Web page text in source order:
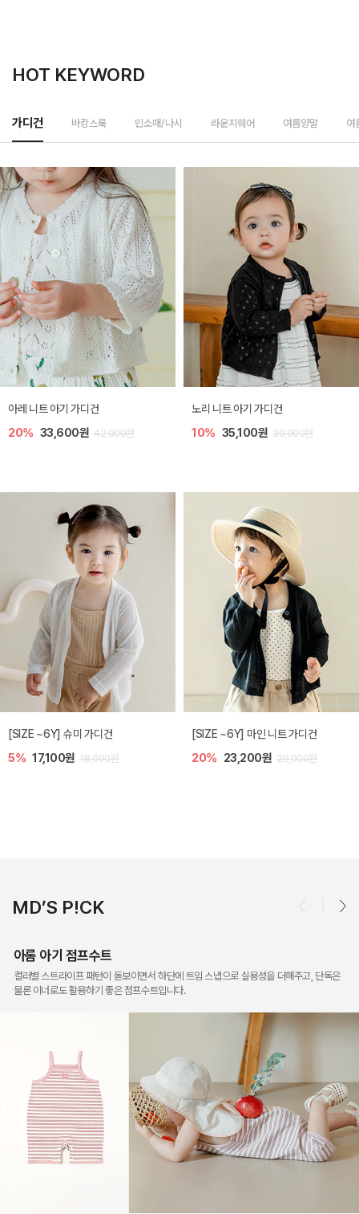
HOT KEYWORD
가디건 바캉스룩 민소매/나시 라운지웨어 여름양말 여
[SIZE ~6Y] 로메이 라운지 셋업
30% 18,200원 26,000원
밀라 아기 원피스
30% 23,800원 34,000원
밀라 아기 점프수트
10% 30,600원 34,000원
밀라 아기 셋업
40% 26,400원 44,000원
MD’S P!CK
아롬 아기 점프수트
컬러별 스트라이프 패턴이 돋보이면서 하단에 트임 스냅으로 실용성을 더해주고, 단독은
물론 이너로도 활용하기 좋은 점프수트입니다.